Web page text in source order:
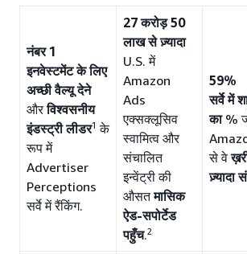
नंबर 1
इनवेस्टमेंट के लिए
अच्छी वैल्यू देने
औरविश्वसनीय
इंडस्ट्री लीडर1 के
रूप में
Advertiser
Perceptions
सर्वे में रैंकिंग.
27 करोड़ 50
लाख से ज़्यादा
U.S. में
Amazon
Ads
एक्सक्लूसिव
स्वामित्व और
संचालित
इन्वेंट्री की
औसतमासिक
ऐड-सपोर्टेड
पहुँच.2
59%
सर्वे में
का %
से वे
ज़्यादा